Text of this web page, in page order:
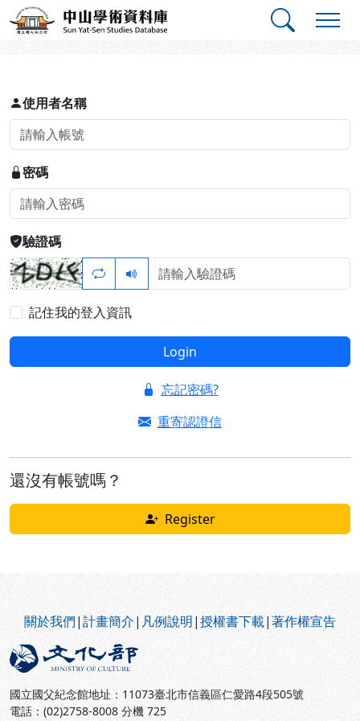
跳到主要內容
中山學術資料庫
登入
使用者名稱
密碼
驗證碼
記住我的登入資訊
Login
忘記密碼?
重寄認證信
還沒有帳號嗎？
Register
關於我們|計畫簡介| 凡例說明|授權書下載|著作權宣告
國立國父紀念館地址：11073臺北市信義區仁愛路4段505號
電話：(02)2758-8008 分機 725